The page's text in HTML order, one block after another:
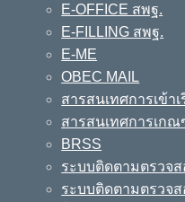
E-OFFICE สพฐ.
E-FILLING สพฐ.
E-ME
OBEC MAIL
สารสนเทศการเข้า
สารสนเทศการเกณ
BRSS
ระบบติดตามตรวจส
ระบบติดตามตรวจ